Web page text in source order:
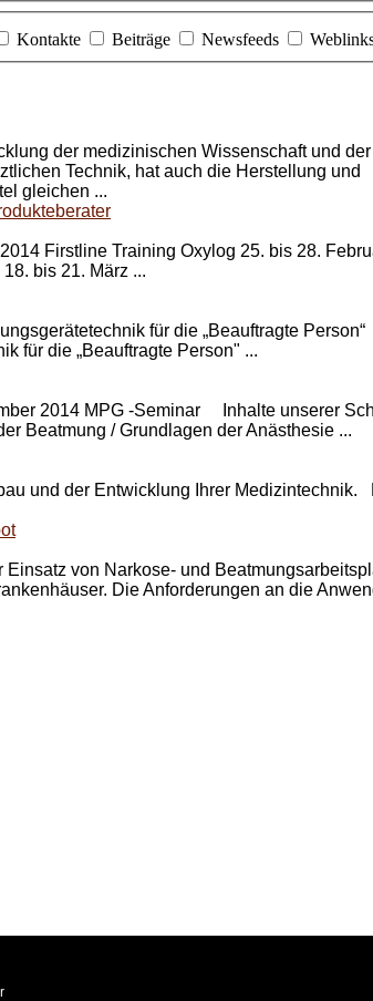
Kontakte Beiträge Newsfeeds
der medizinischen Wissenschaft und
Technik, hat auch die Herstellung und
gleichen ...
Firstline Training Oxylog 25. bis 28.
bis 21. März ...
für die „Beauftragte
für die „Beauftragte Person" ...
2014 MPG -Seminar Inhalte unserer
Beatmung / Grundlagen der Anästhesie ...
und der Entwicklung Ihrer Medizintechnik.
Einsatz von Narkose- und
Die Anforderungen an die